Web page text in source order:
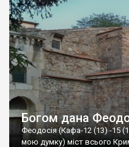
Богом дана
Феодосія (Кафа-12 (13) -15
мою думку) міст всього